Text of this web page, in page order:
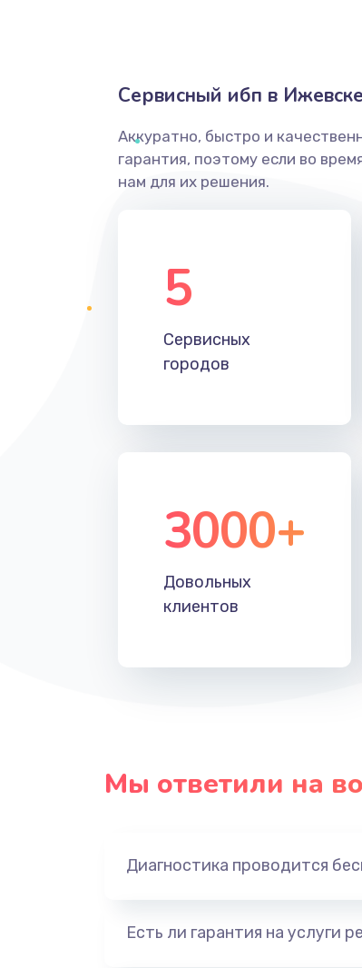
Сервисный ибп в Ижевске
Аккуратно, быстро и
гарантия, поэтому если во
нам для их решения.
5
Сервисных
городов
3000+
Довольных
клиентов
Мы ответили на
Диагностика проводится
Есть ли гарантия на услуги